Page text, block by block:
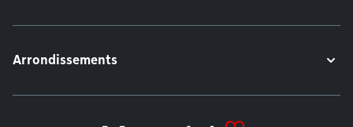
Arrondissements